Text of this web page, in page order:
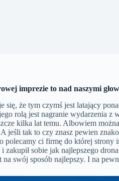
imprezie to nad naszymi
się, że tym czymś jest latający
rolą jest nagranie wydarzenia
kilka lat temu. Albowiem
A jeśli tak to czy znasz pewien
polecamy ci firmę do której
zakupił sobie jak najlepszego
swój sposób najlepszy. I na